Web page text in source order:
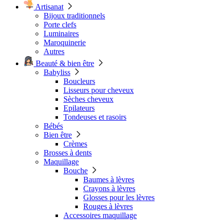
Artisanat
Bijoux traditionnels
Porte clefs
Luminaires
Maroquinerie
Autres
Beauté & bien être
Babyliss
Boucleurs
Lisseurs pour cheveux
Sèches cheveux
Epilateurs
Tondeuses et rasoirs
Bébés
Bien être
Crèmes
Brosses à dents
Maquillage
Bouche
Baumes à lèvres
Crayons à lèvres
Glosses pour les lèvres
Rouges à lèvres
Accessoires maquillage